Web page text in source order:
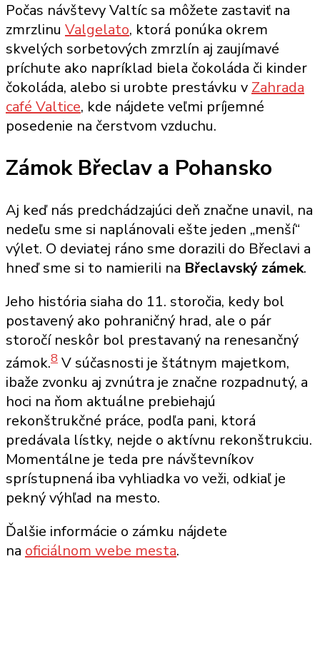
Počas návštevy Valtíc sa môžete zastaviť na
zmrzlinu Valgelato, ktorá ponúka okrem
skvelých sorbetových zmrzlín aj zaujímavé
príchute ako napríklad biela čokoláda či kinder
čokoláda, alebo si urobte prestávku v Zahrada
café Valtice, kde nájdete veľmi príjemné
posedenie na čerstvom vzduchu.
Zámok Břeclav a Pohansko
Aj keď nás predchádzajúci deň značne unavil, na
nedeľu sme si naplánovali ešte jeden „menší“
výlet. O deviatej ráno sme dorazili do Břeclavi a
hneď sme si to namierili na Břeclavský zámek.
Jeho história siaha do 11. storočia, kedy bol
postavený ako pohraničný hrad, ale o pár
storočí neskôr bol prestavaný na renesančný
zámok.8 V súčasnosti je štátnym majetkom,
ibaže zvonku aj zvnútra je značne rozpadnutý, a
hoci na ňom aktuálne prebiehajú
rekonštrukčné práce, podľa pani, ktorá
predávala lístky, nejde o aktívnu rekonštrukciu.
Momentálne je teda pre návštevníkov
sprístupnená iba vyhliadka vo veži, odkiaľ je
pekný výhľad na mesto.
Ďalšie informácie o zámku nájdete
na oficiálnom webe mesta.